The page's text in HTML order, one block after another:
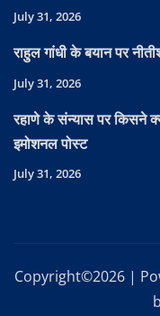
July 31, 2026
राहुल गांधी के बयान पर
July 31, 2026
रहाणे के संन्यास पर किसने
इमोशनल पोस्ट
July 31, 2026
Copyright©2026 |